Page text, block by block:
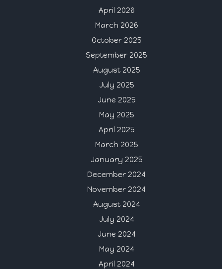
April 2026
March 2026
October 2025
September 2025
August 2025
July 2025
June 2025
May 2025
April 2025
March 2025
January 2025
December 2024
November 2024
August 2024
July 2024
June 2024
May 2024
April 2024